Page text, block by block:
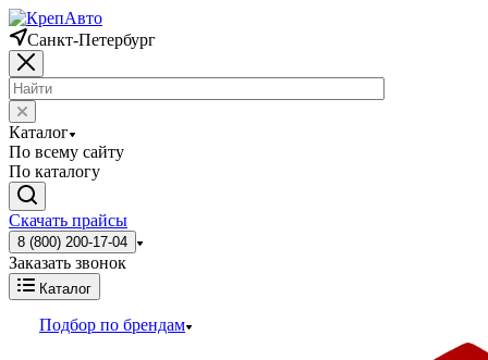
Санкт-Петербург
Каталог
По всему сайту
По каталогу
Скачать прайсы
8 (800) 200-17-04
Заказать звонок
Каталог
Подбор по брендам